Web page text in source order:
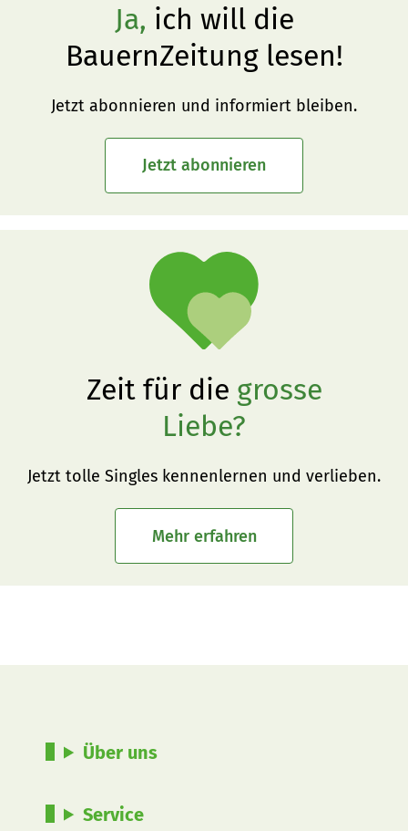
Ja, ich will die
BauernZeitung lesen!
Jetzt abonnieren und informiert bleiben.
Jetzt abonnieren
Zeit für die grosse
Liebe?
Jetzt tolle Singles kennenlernen und verlieben.
Mehr erfahren
Über uns
Service